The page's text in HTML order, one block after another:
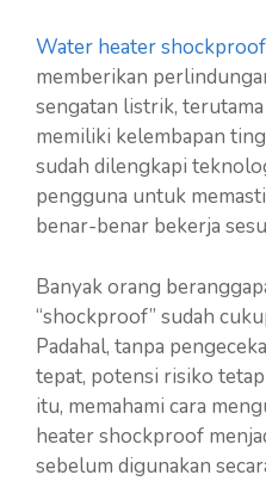
Water heater shockproof
memberikan
sengatan listrik,
memiliki kelembapan
sudah dilengkapi
pengguna untuk
benar-benar bekerja
Banyak orang
“shockproof” sudah
Padahal, tanpa
tepat, potensi risiko
itu, memahami cara
heater shockproof
sebelum digunakan